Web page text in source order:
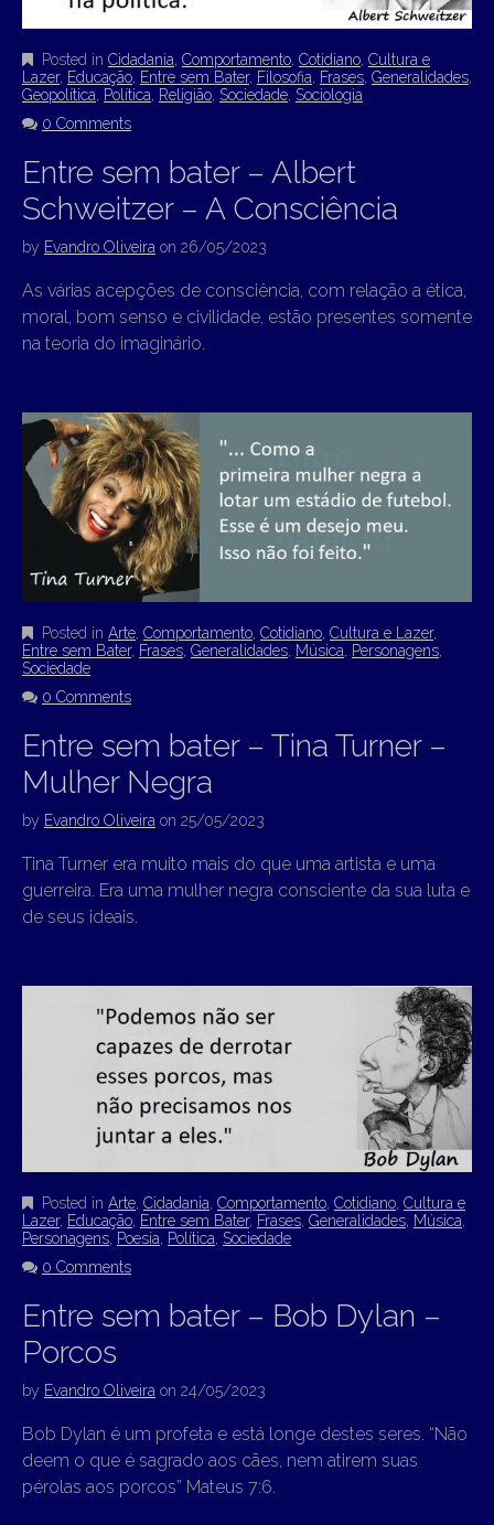
Posted in Cidadania, Comportamento, Cotidiano, Cultura e
Lazer, Educação, Entre sem Bater, Filosofia, Frases, Generalidades,
Geopolítica, Política, Religião, Sociedade, Sociologia
0 Comments
Entre sem bater – Albert
Schweitzer – A Consciência
by Evandro Oliveira on 26/05/2023
As várias acepções de consciência, com relação a ética,
moral, bom senso e civilidade, estão presentes somente
na teoria do imaginário.
Posted in Arte Comportamento Cotidiano Cultura e Lazer,
Entre sem Bater, Frases Generalidades Música Personagens
Sociedade
0 Comments
Entre sem bater – Tina Turner –
Mulher Negra
by Evandro Oliveira on 25/05/2023
Tina Turner era muito mais do que uma artista e uma
guerreira. Era uma mulher negra consciente da sua luta e
de seus ideais.
Posted in Arte Cidadania Comportamento Cotidiano Cultura e
Lazer, Educação Entre sem Bater, Frases Generalidades Música
Personagens Poesia Política Sociedade
0 Comments
Entre sem bater – Bob Dylan –
Porcos
by Evandro Oliveira on 24/05/2023
Bob Dylan é um profeta e está longe destes seres. “Não
deem o que é sagrado aos cães, nem atirem suas
pérolas aos porcos” Mateus 7:6.